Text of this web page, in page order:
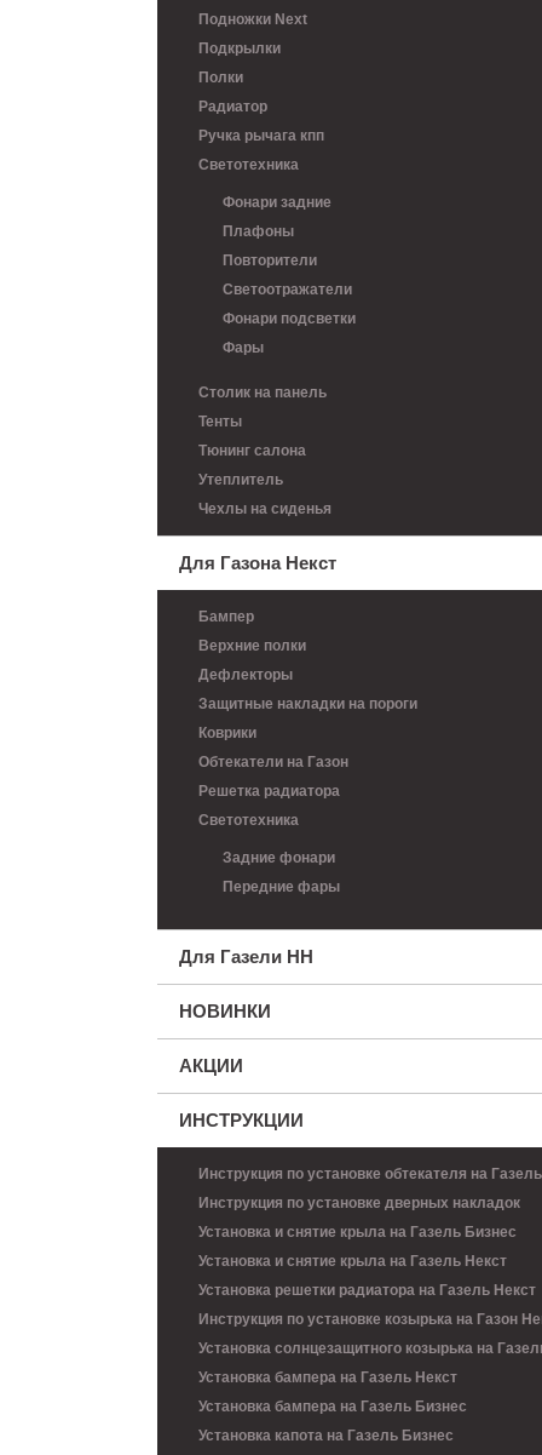
Подножки Next
Подкрылки
Полки
Радиатор
Ручка рычага кпп
Светотехника
Фонари задние
Плафоны
Повторители
Светоотражатели
Фонари подсветки
Фары
Столик на панель
Тенты
Тюнинг салона
Утеплитель
Чехлы на сиденья
Для Газона Некст
Бампер
Верхние полки
Дефлекторы
Защитные накладки на пороги
Коврики
Обтекатели на Газон
Решетка радиатора
Светотехника
Задние фонари
Передние фары
Для Газели НН
НОВИНКИ
АКЦИИ
ИНСТРУКЦИИ
Инструкция по установке обтекателя на
Инструкция по установке дверных накладок
Установка и снятие крыла на Газель Бизнес
Установка и снятие крыла на Газель Некст
Установка решетки радиатора на Газель Некст
Инструкция по установке козырька на Газон
Установка солнцезащитного козырька на
Установка бампера на Газель Некст
Установка бампера на Газель Бизнес
Установка капота на Газель Бизнес